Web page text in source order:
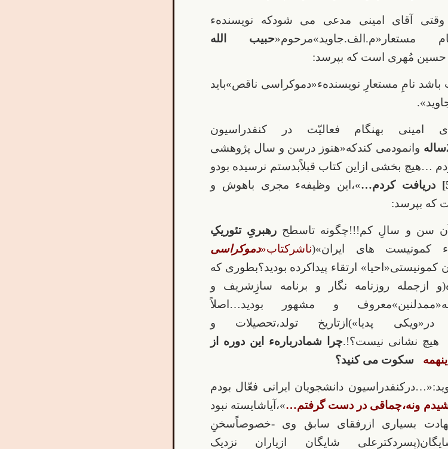
یا دربرنامهء 21ژوئن2016 وقتی آقای امینی مدعی می شودکه نویسندهء
مستعار«م.الف.جاوید»مرحوم«حبیب الله
حسین مُهری است که بپرسد:
نامِ مستعارِ نویسندهء«دموکراسی ناقص»باید
بهنگام فعالیّت در کنفدراسیون
وانمودمی کندکه«هنوز درسن و سال پژوهشی
…هیچ بخشی ازاین کتاب قبلاًبدستم نرسیده بودو
»،این وظیفهء مجری باهوش و
که بپرسد:
سن و سالِ کم!!!چگونه تاسطح رهبریِ تئوریکِ
کمونیست های ایران»(ناشرکتاب«دموکراسی
ارتقاء پیداکرده بودید؟بطوری که
ازجمله روزنامه نگار و برنامه سازِشریف و
و مشهور بودید…اصلاً
در«ویکی پدیا»)ازتاریخ تولد،تحصیلات و
هیچ نشانی نیست؟!.چرا شمادربارهء
این دوره از
اینهمه سکوت می کنید؟
دانشجویان ایرانی فعّال بودم
ونه،چماقی در دست گرفتم…»،آیاشایسته نبود
بسیاری ازرفقای سابق وی -خصوصاًسخنِ
پسردکترعلی شایگان ازیاران نزدیک